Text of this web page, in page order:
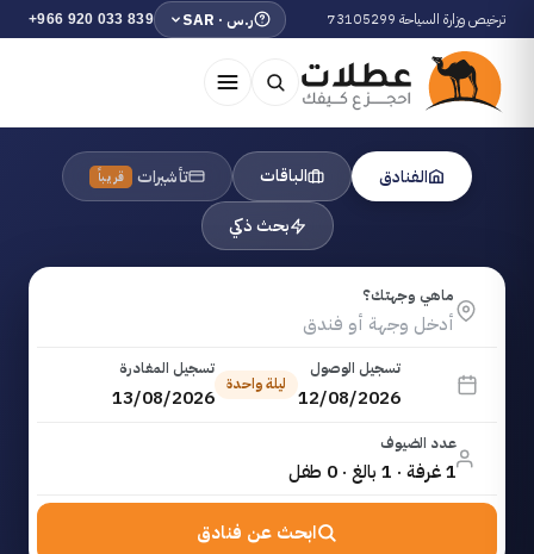
ترخيص وزارة السياحة 73105299 ر.س · SAR +966 920 033 839
الفنادق الباقات تأشيرات قريباً
بحث ذكي
ماهي وجهتك؟
تسجيل الوصول
12/08/2026
ليلة واحدة
تسجيل المغادرة
13/08/2026
عدد الضيوف
1 غرفة · 1 بالغ · 0 طفل
ابحث عن فنادق